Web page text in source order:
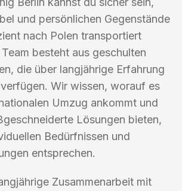
und persönlichen Gegenstände
nach Polen transportiert
besteht aus geschulten
die über langjährige Erfahrung
Wir wissen, worauf es
Umzug ankommt und
Lösungen bieten,
Bedürfnissen und
entsprechen.
Zusammenarbeit mit